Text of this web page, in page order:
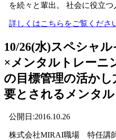
を続々と輩出。 社会に役立
詳しくはこちらをご覧くださ
10/26(水)スペシャ
×メンタルトレーニ
の目標管理の活か
要とされるメンタル
公開日:2016.10.26
株式会社MIRAI職場 特任講